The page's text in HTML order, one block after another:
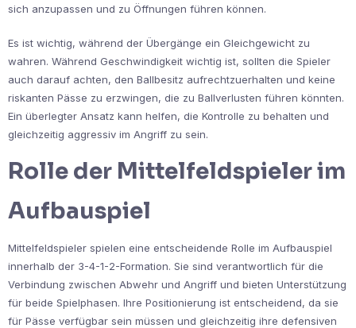
sich anzupassen und zu Öffnungen führen können.
Es ist wichtig, während der Übergänge ein Gleichgewicht zu
wahren. Während Geschwindigkeit wichtig ist, sollten die Spieler
auch darauf achten, den Ballbesitz aufrechtzuerhalten und keine
riskanten Pässe zu erzwingen, die zu Ballverlusten führen könnten.
Ein überlegter Ansatz kann helfen, die Kontrolle zu behalten und
gleichzeitig aggressiv im Angriff zu sein.
Rolle der Mittelfeldspieler im
Aufbauspiel
Mittelfeldspieler spielen eine entscheidende Rolle im Aufbauspiel
innerhalb der 3-4-1-2-Formation. Sie sind verantwortlich für die
Verbindung zwischen Abwehr und Angriff und bieten Unterstützung
für beide Spielphasen. Ihre Positionierung ist entscheidend, da sie
für Pässe verfügbar sein müssen und gleichzeitig ihre defensiven